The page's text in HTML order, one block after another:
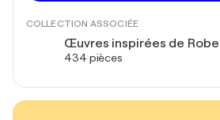
COLLECTION ASSOCIÉE
Œuvres inspirées de
434 pièces